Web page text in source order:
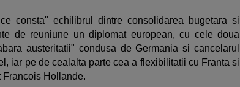
consta" echilibrul dintre consolidarea bugetara si
de reuniune un diplomat european, cu cele doua
austeritatii" condusa de Germania si cancelarul
iar pe de cealalta parte cea a flexibilitatii cu Franta si
Hollande.